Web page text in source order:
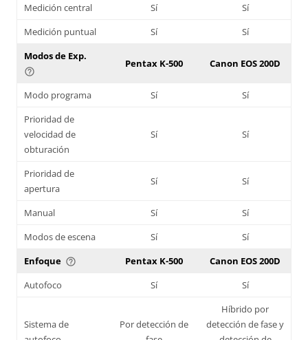
Medición central
Sí
Sí
Medición puntual
Sí
Sí
Modos de Exp.
help_outline
Pentax K-500 Canon EOS 200D
Modo programa Sí
Sí
Prioridad de
velocidad de
obturación
Sí Sí
Prioridad de
apertura
Sí Sí
Manual Sí
Sí
Modos de escena
Sí
Sí
Enfoque help_outline Pentax K-500
Canon EOS 200D
Autofoco
Sí Sí
Sistema de
Por detección de
Híbrido por
detección de fase y